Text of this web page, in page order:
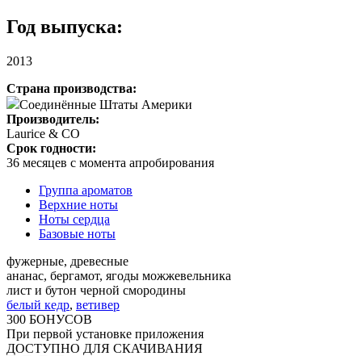
Год выпуска:
2013
Страна производства:
Соединённые Штаты Америки
Производитель:
Laurice & CO
Срок годности:
36 месяцев с момента апробирования
Группа ароматов
Верхние ноты
Ноты сердца
Базовые ноты
фужерные, древесные
ананас, бергамот, ягоды можжевельника
лист и бутон черной смородины
белый кедр, ветивер
300 БОНУСОВ
При первой установке приложения
ДОСТУПНО ДЛЯ СКАЧИВАНИЯ